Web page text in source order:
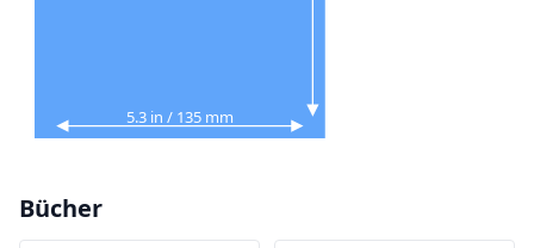
5.3 in / 135 mm
Bücher